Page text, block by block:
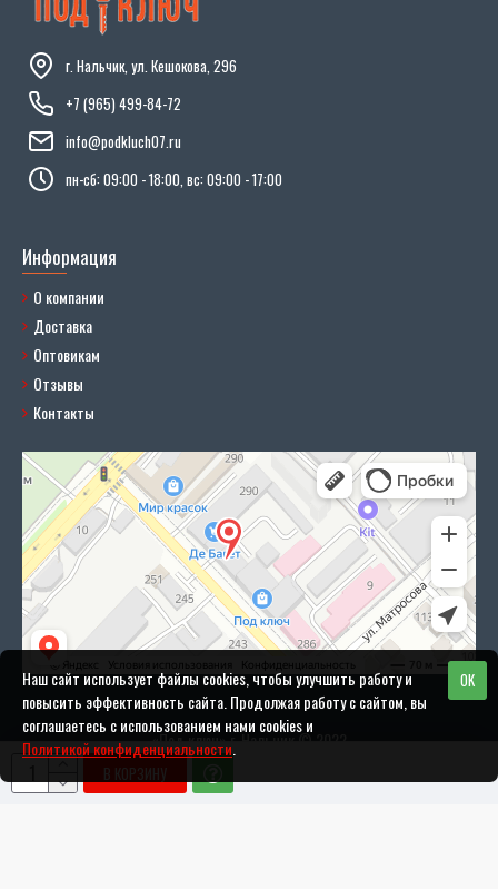
В КОРЗИНУ
г. Нальчик, ул. Кешокова, 296
+7 (965) 499-84-72
info@podkluch07.ru
пн-сб: 09:00 - 18:00, вс: 09:00 - 17:00
Информация
О компании
Доставка
Оптовикам
Отзывы
Контакты
«Под ключ» г. Нальчик © 2022
Разработка и поддержка сайта: DANIFO.RU
OK
Наш сайт использует файлы cookies, чтобы улучшить работу и
повысить эффективность сайта. Продолжая работу с сайтом, вы
соглашаетесь с использованием нами cookies и
Политикой конфиденциальности.